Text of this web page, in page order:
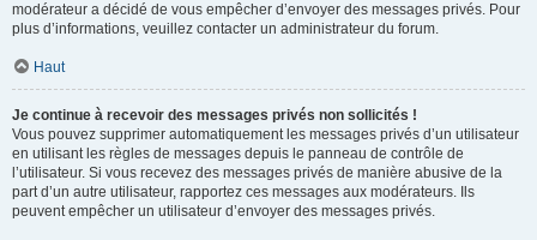
modérateur a décidé de vous empêcher d’envoyer des messages privés. Pour
plus d’informations, veuillez contacter un administrateur du forum.
Haut
Je continue à recevoir des messages privés non sollicités !
Vous pouvez supprimer automatiquement les messages privés d’un utilisateur
en utilisant les règles de messages depuis le panneau de contrôle de
l’utilisateur. Si vous recevez des messages privés de manière abusive de la
part d’un autre utilisateur, rapportez ces messages aux modérateurs. Ils
peuvent empêcher un utilisateur d’envoyer des messages privés.